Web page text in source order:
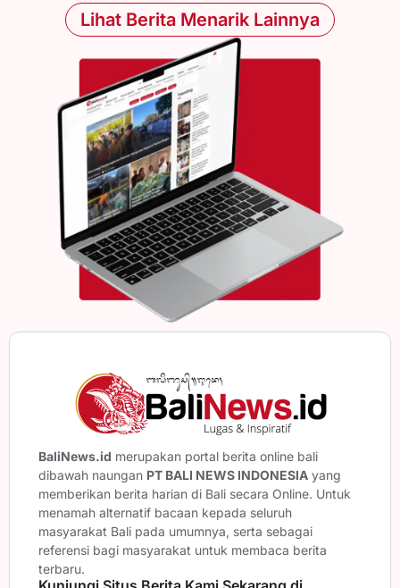
Lihat Berita Menarik Lainnya
BaliNews.id merupakan portal berita online bali
dibawah naungan PT BALI NEWS INDONESIA yang
memberikan berita harian di Bali secara Online. Untuk
menamah alternatif bacaan kepada seluruh
masyarakat Bali pada umumnya, serta sebagai
referensi bagi masyarakat untuk membaca berita
terbaru.